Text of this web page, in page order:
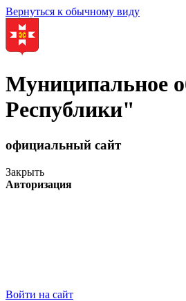
Вернуться к обычному виду
Муниципальное
Республики"
официальный сайт
Закрыть
Авторизация
Войти на сайт